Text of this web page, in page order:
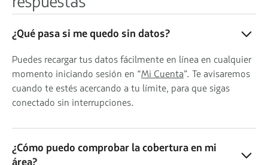
¿Qué pasa si me quedo sin datos?
Puedes recargar tus datos fácilmente en línea en cualquier
momento iniciando sesión en “Mi Cuenta”. Te avisaremos
cuando te estés acercando a tu límite, para que sigas
conectado sin interrupciones.
¿Cómo puedo comprobar la cobertura en mi
área?